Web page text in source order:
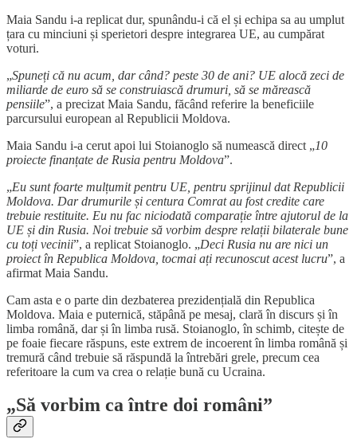
Maia Sandu i-a replicat dur, spunându-i că el și echipa sa au umplut
țara cu minciuni și sperietori despre integrarea UE, au cumpărat
voturi.
„Spuneți că nu acum, dar când? peste 30 de ani? UE alocă zeci de
miliarde de euro să se construiască drumuri, să se mărească
pensiile”, a precizat Maia Sandu, făcând referire la beneficiile
parcursului european al Republicii Moldova.
Maia Sandu i-a cerut apoi lui Stoianoglo să numească direct „10
proiecte finanțate de Rusia pentru Moldova”.
„Eu sunt foarte mulțumit pentru UE, pentru sprijinul dat Republicii
Moldova. Dar drumurile și centura Comrat au fost credite care
trebuie restituite. Eu nu fac niciodată comparație între ajutorul de la
UE și din Rusia. Noi trebuie să vorbim despre relații bilaterale bune
cu toți vecinii”, a replicat Stoianoglo. „Deci Rusia nu are nici un
proiect în Republica Moldova, tocmai ați recunoscut acest lucru”, a
afirmat Maia Sandu.
Cam asta e o parte din dezbaterea prezidențială din Republica
Moldova. Maia e puternică, stăpână pe mesaj, clară în discurs și în
limba română, dar și în limba rusă. Stoianoglo, în schimb, citește de
pe foaie fiecare răspuns, este extrem de incoerent în limba română și
tremură când trebuie să răspundă la întrebări grele, precum cea
referitoare la cum va crea o relație bună cu Ucraina.
„Să vorbim ca între doi români”